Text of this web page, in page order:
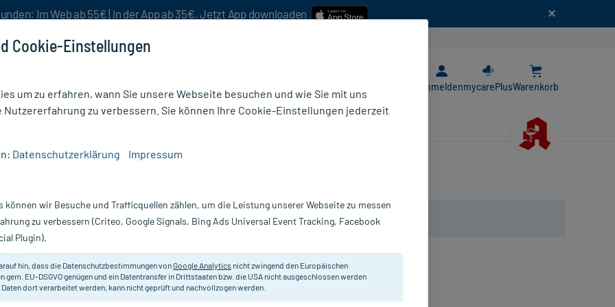
Im Web ab 55€ | In der App ab 35€. Jetzt App downloaden
AnmeldenmycarePlusWarenkorb
Nur für kurze Zeit:Gratis-Versand* ab 19€ Mindestbestellwert!
Handcreme,
Physiogel
Sofortige Feuchtigkeitspflege für seidenweiche Hände.
Cookie-Einstellungen
um zu erfahren, wann Sie unsere Webseite besuchen und wie Sie mit uns
Nutzererfahrung zu verbessern. Sie können Ihre Cookie-Einstellungen jederzeit
Datenschutzerklärung Impressum
können wir Besuche und Trafficquellen zählen, um die Leistung unserer Webseite zu messen
zu verbessern (Criteo, Google Signals, Bing Ads Universal Event Tracking, Facebook
Plugin).
hin, dass die Datenschutzbestimmungen vonGoogle Analytics nicht zwingend den Europäischen
gem. EU-DSGVO genügen und ein Datentransfer in Drittstaaten bzw. die USA nicht ausgeschlossen werden
Daten dort verarbeitet werden, kann nicht geprüft und nachvollzogen werden.